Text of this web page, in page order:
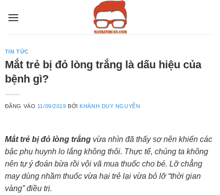
qua
TIN TỨC
Mắt trẻ bị đỏ lòng trắng là dấu hiệu của
bệnh gì?
ĐĂNG VÀO 11/09/2019 BỞI KHÁNH DUY NGUYỄN
Mắt trẻ bị đỏ lòng trắngvừa nhìn đã thấy sợ nên khiến các
bậc phụ huynh lo lắng không thôi. Thực tế, chúng ta không
nên tự ý đoán bừa rồi vội vã mua thuốc cho bé. Lỡ chẳng
may dùng nhầm thuốc vừa hại trẻ lại vừa bỏ lỡ “thời gian
vàng” điều trị.